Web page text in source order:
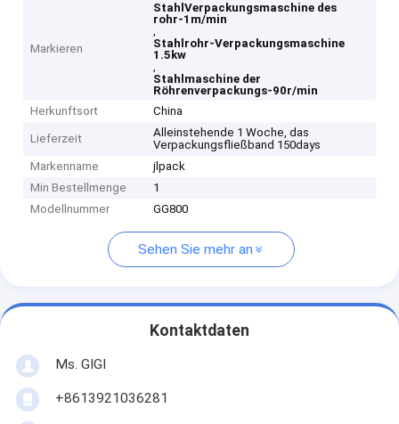
Markieren
StahlVerpackungsmaschine des
rohr-1m/min
,
Stahlrohr-Verpackungsmaschine
1.5kw
,
Stahlmaschine der
Röhrenverpackungs-90r/min
Herkunftsort
China
Lieferzeit
Alleinstehende 1 Woche, das
Verpackungsfließband 150days
Markenname
jlpack
Min Bestellmenge
1
Modellnummer
GG800
Sehen Sie mehr an
Kontaktdaten
Ms. GIGI
+8613921036281